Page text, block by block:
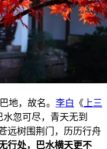
地，故名。 李白 《 上三
忽可尽，青天无到
远树围荆门，历历行舟
行处，巴水横天更不